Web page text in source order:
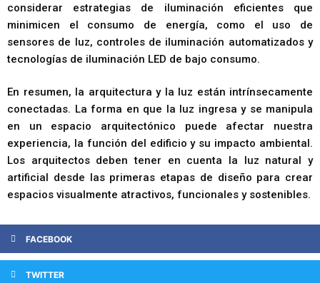
considerar estrategias de iluminación eficientes que
minimicen el consumo de energía, como el uso de
sensores de luz, controles de iluminación automatizados y
tecnologías de iluminación LED de bajo consumo.
En resumen, la arquitectura y la luz están intrínsecamente
conectadas. La forma en que la luz ingresa y se manipula
en un espacio arquitectónico puede afectar nuestra
experiencia, la función del edificio y su impacto ambiental.
Los arquitectos deben tener en cuenta la luz natural y
artificial desde las primeras etapas de diseño para crear
espacios visualmente atractivos, funcionales y sostenibles.
FACEBOOK
TWITTER